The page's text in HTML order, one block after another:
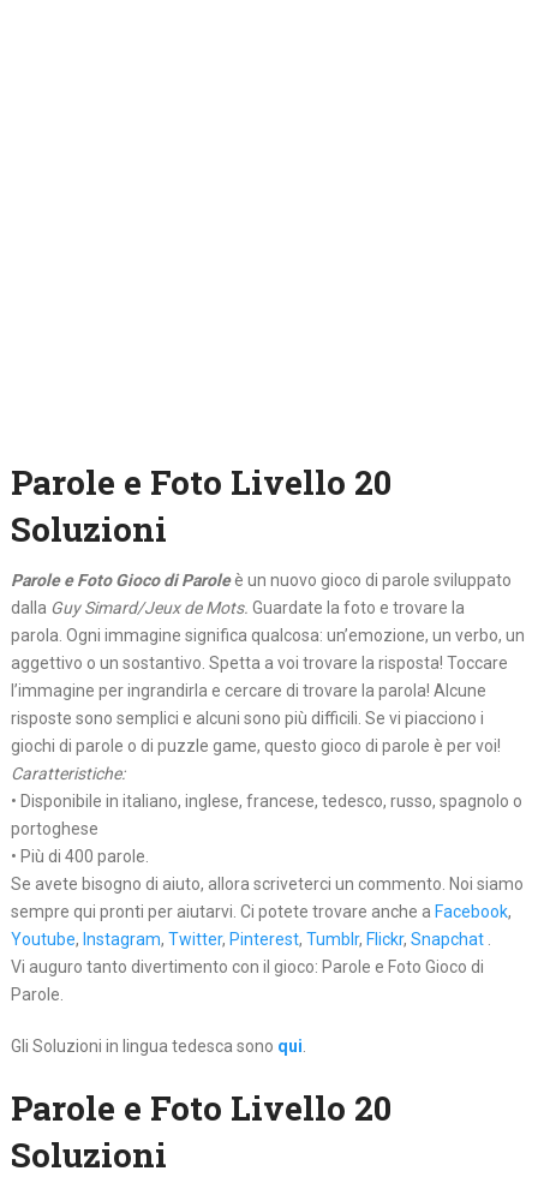
Parole e Foto Livello 20
Soluzioni
Parole e Foto Gioco di Paroleè un nuovo gioco di parole sviluppato
dalla Guy Simard/Jeux de Mots. Guardate la foto e trovare la
parola. Ogni immagine significa qualcosa: un’emozione, un verbo, un
aggettivo o un sostantivo. Spetta a voi trovare la risposta! Toccare
l’immagine per ingrandirla e cercare di trovare la parola! Alcune
risposte sono semplici e alcuni sono più difficili. Se vi piacciono i
giochi di parole o di puzzle game, questo gioco di parole è per voi!
Caratteristiche:
• Disponibile in italiano, inglese, francese, tedesco, russo, spagnolo o
portoghese
• Più di 400 parole.
Se avete bisogno di aiuto, allora scriveterci un commento. Noi siamo
sempre qui pronti per aiutarvi. Ci potete trovare anche a Facebook,
Youtube, Instagram, Twitter, Pinterest, Tumblr, Flickr, Snapchat.
Vi auguro tanto divertimento con il gioco: Parole e Foto Gioco di
Parole.
Gli Soluzioni in lingua tedesca sono qui.
Parole e Foto Livello 20
Soluzioni